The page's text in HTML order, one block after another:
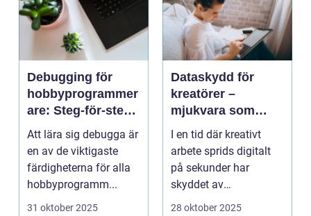
Debugging för
hobbyprogrammer
are: Steg-för-steg-
metoder
Att lära sig debugga är
en av de viktigaste
färdigheterna för alla
hobbyprogramm...
31 oktober 2025
Dataskydd för
kreatörer –
mjukvara som
skyddar
intellektuellt
kapital
I en tid där kreativt
arbete sprids digitalt
på sekunder har
skyddet av
intellektuellt ka...
28 oktober 2025